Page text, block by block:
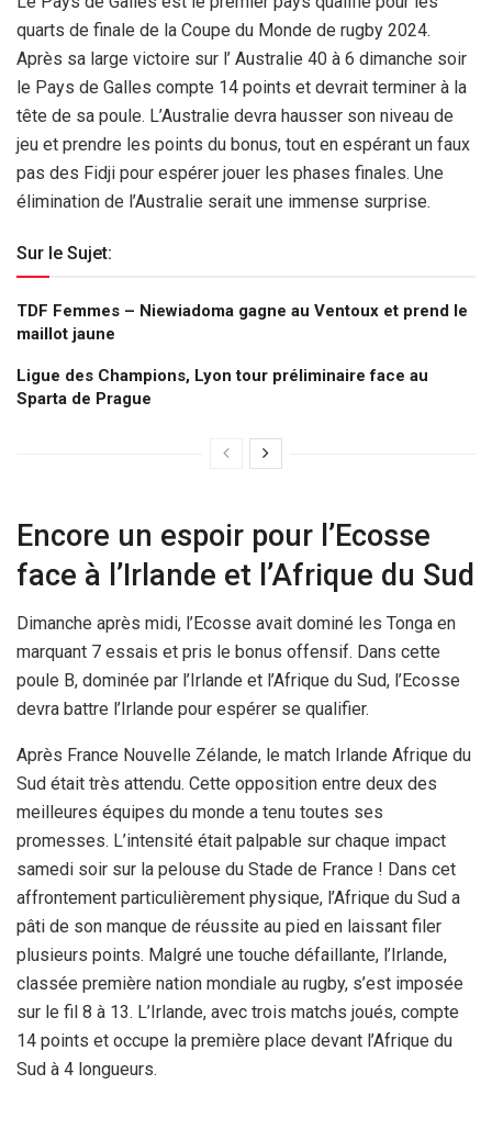
quarts de finale de la Coupe du Monde de rugby 2024.
Après sa large victoire sur l’ Australie 40 à 6 dimanche soir
le Pays de Galles compte 14 points et devrait terminer à la
tête de sa poule. L’Australie devra hausser son niveau de
jeu et prendre les points du bonus, tout en espérant un faux
pas des Fidji pour espérer jouer les phases finales. Une
élimination de l’Australie serait une immense surprise.
Sur le Sujet:
TDF Femmes – Niewiadoma gagne au Ventoux et prend le
maillot jaune
Ligue des Champions, Lyon tour préliminaire face au
Sparta de Prague
Encore un espoir pour l’Ecosse
face à l’Irlande et l’Afrique du Sud
Dimanche après midi, l’Ecosse avait dominé les Tonga en
marquant 7 essais et pris le bonus offensif. Dans cette
poule B, dominée par l’Irlande et l’Afrique du Sud, l’Ecosse
devra battre l’Irlande pour espérer se qualifier.
Après France Nouvelle Zélande, le match Irlande Afrique du
Sud était très attendu. Cette opposition entre deux des
meilleures équipes du monde a tenu toutes ses
promesses. L’intensité était palpable sur chaque impact
samedi soir sur la pelouse du Stade de France ! Dans cet
affrontement particulièrement physique, l’Afrique du Sud a
pâti de son manque de réussite au pied en laissant filer
plusieurs points. Malgré une touche défaillante, l’Irlande,
classée première nation mondiale au rugby, s’est imposée
sur le fil 8 à 13. L’Irlande, avec trois matchs joués, compte
14 points et occupe la première place devant l’Afrique du
Sud à 4 longueurs.